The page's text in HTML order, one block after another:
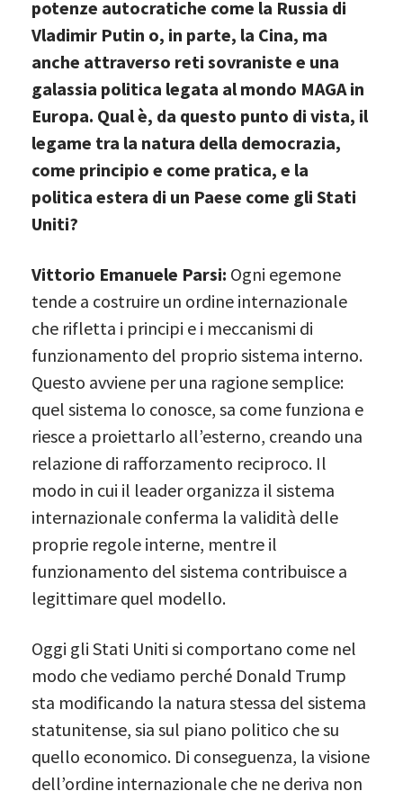
potenze autocratiche come la Russia di
Vladimir Putin o, in parte, la Cina, ma
anche attraverso reti sovraniste e una
galassia politica legata al mondo MAGA in
Europa. Qual è, da questo punto di vista, il
legame tra la natura della democrazia,
come principio e come pratica, e la
politica estera di un Paese come gli Stati
Uniti?
Vittorio Emanuele Parsi: Ogni egemone
tende a costruire un ordine internazionale
che rifletta i principi e i meccanismi di
funzionamento del proprio sistema interno.
Questo avviene per una ragione semplice:
quel sistema lo conosce, sa come funziona e
riesce a proiettarlo all’esterno, creando una
relazione di rafforzamento reciproco. Il
modo in cui il leader organizza il sistema
internazionale conferma la validità delle
proprie regole interne, mentre il
funzionamento del sistema contribuisce a
legittimare quel modello.
Oggi gli Stati Uniti si comportano come nel
modo che vediamo perché Donald Trump
sta modificando la natura stessa del sistema
statunitense, sia sul piano politico che su
quello economico. Di conseguenza, la visione
dell’ordine internazionale che ne deriva non